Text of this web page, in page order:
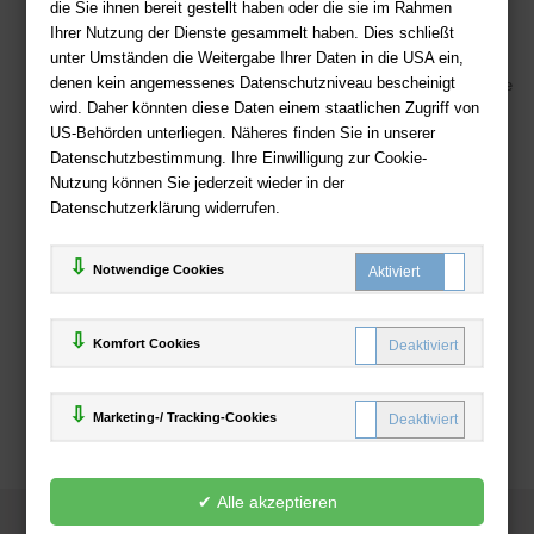
die Sie ihnen bereit gestellt haben oder die sie im Rahmen
Ihrer Nutzung der Dienste gesammelt haben. Dies schließt
unter Umständen die Weitergabe Ihrer Daten in die USA ein,
denen kein angemessenes Datenschutzniveau bescheinigt
wird. Daher könnten diese Daten einem staatlichen Zugriff von
US-Behörden unterliegen. Näheres finden Sie in unserer
Datenschutzbestimmung. Ihre Einwilligung zur Cookie-
Nutzung können Sie jederzeit wieder in der
Datenschutzerklärung widerrufen.
Notwendige Cookies
Komfort Cookies
Marketing-/ Tracking-Cookies
Kostenloser Versand ab 36,- EUR Bestellwert
Sicherer Online Shop und Zahlung mit SSL-Verschlüsselung
Viele Zahlungsmethoden wie PayPal, Amazon Payment, Vorkasse
Zahlweisen
Deutsche-Buchhandlung.de
www.deutsche-buchhandlung.de ist ein Angebot der